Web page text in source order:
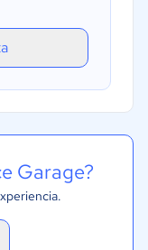
Garage?